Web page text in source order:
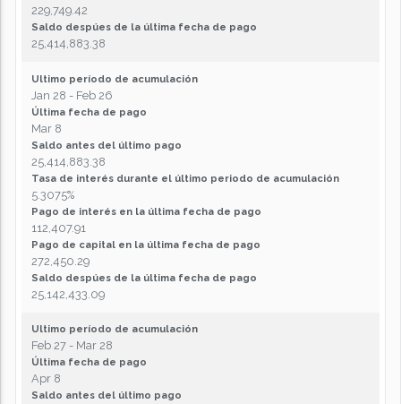
229,749.42
Saldo despúes de la última fecha de pago
25,414,883.38
Ultimo período de acumulación
Jan 28 - Feb 26
Última fecha de pago
Mar 8
Saldo antes del último pago
25,414,883.38
Tasa de interés durante el último periodo de acumulación
5.3075%
Pago de interés en la última fecha de pago
112,407.91
Pago de capital en la última fecha de pago
272,450.29
Saldo despúes de la última fecha de pago
25,142,433.09
Ultimo período de acumulación
Feb 27 - Mar 28
Última fecha de pago
Apr 8
Saldo antes del último pago